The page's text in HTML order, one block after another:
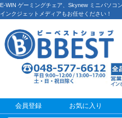
E-WIN ゲーミングチェア、Skynew ミニパソコ
インクジェットメディアもお任せください！
会員登録 お気に入り